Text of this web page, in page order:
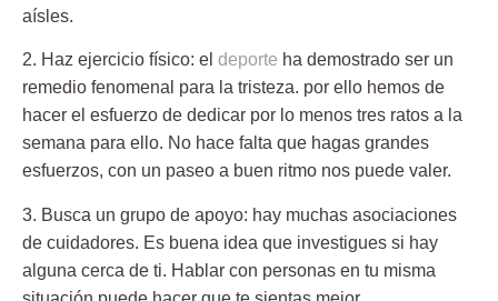
aísles.
2. Haz ejercicio físico: el deporte ha demostrado ser un
remedio fenomenal para la tristeza. por ello hemos de
hacer el esfuerzo de dedicar por lo menos tres ratos a la
semana para ello. No hace falta que hagas grandes
esfuerzos, con un paseo a buen ritmo nos puede valer.
3. Busca un grupo de apoyo: hay muchas asociaciones
de cuidadores. Es buena idea que investigues si hay
alguna cerca de ti. Hablar con personas en tu misma